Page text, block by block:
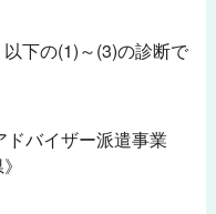
下の(1)～(3)の診断で
イザー派遣事業